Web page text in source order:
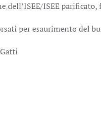
dell’ISEE/ISEE
per esaurimento del